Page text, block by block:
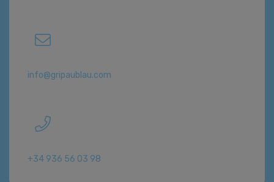
info@gripaublau.com
+34 936 56 03 98